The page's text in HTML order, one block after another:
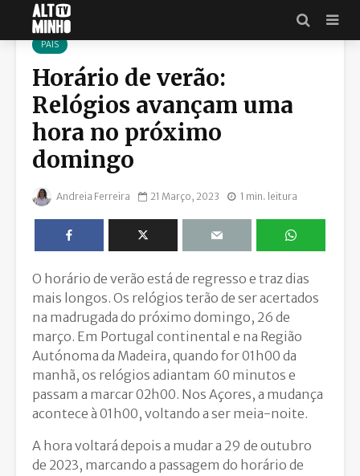
UNSPLASH
PAÍS
Horário de verão:
Relógios avançam uma
hora no próximo
domingo
Andreia Ferreira 21 Março, 2023 1 min. leitura
O horário de verão está de regresso e traz dias
mais longos. Os relógios terão de ser acertados
na madrugada do próximo domingo, 26 de
março. Em Portugal continental e na Região
Autónoma da Madeira, quando for 01h00 da
manhã, os relógios adiantam 60 minutos e
passam a marcar 02h00. Nos Açores, a mudança
acontece à 01h00, voltando a ser meia-noite.
A hora voltará depois a mudar a 29 de outubro
de 2023, marcando a passagem do horário de